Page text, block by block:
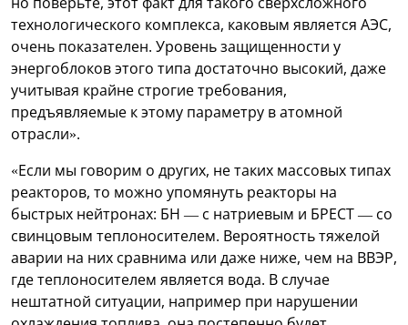
технологического комплекса, каковым является АЭС,
очень показателен. Уровень защищенности у
энергоблоков этого типа достаточно высокий, даже
учитывая крайне строгие требования,
предъявляемые к этому параметру в атомной
отрасли».
«Если мы говорим о других, не таких массовых типах
реакторов, то можно упомянуть реакторы на
быстрых нейтронах: БН — с натриевым и БРЕСТ — со
свинцовым теплоносителем. Вероятность тяжелой
аварии на них сравнима или даже ниже, чем на ВВЭР,
где теплоносителем является вода. В случае
нештатной ситуации, например при нарушении